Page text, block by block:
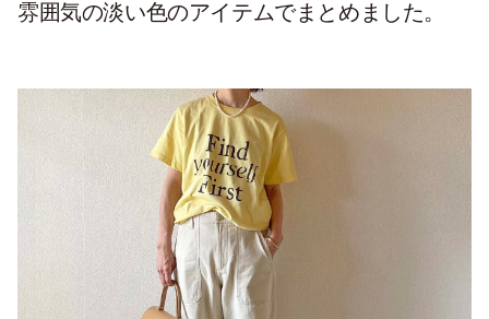
雰囲気の淡い色のアイテムでまとめました。